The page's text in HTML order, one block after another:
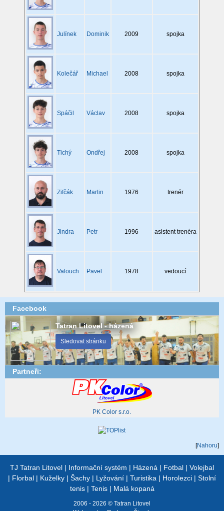
Julínek Dominik 2009 spojka
Kolečář Michael 2008 spojka
Spáčil Václav 2008 spojka
Tichý Ondřej 2008 spojka
Zifčák Martin 1976 trenér
Jindra Petr 1996 asistent trenéra
Valouch Pavel 1978 vedoucí
Facebook
Tatran Litovel - házená
Sledovat stránku
Partneři:
PK Color s.r.o.
[Nahoru]
TJ Tatran Litovel | Informační systém | Házená | Fotbal | Volejbal
| Florbal | Kuželky | Šachy | Lyžování | Turistika | Horolezci | Stolní
tenis| Tenis| Malá kopaná
2006 - 2026 © Tatran Litovel